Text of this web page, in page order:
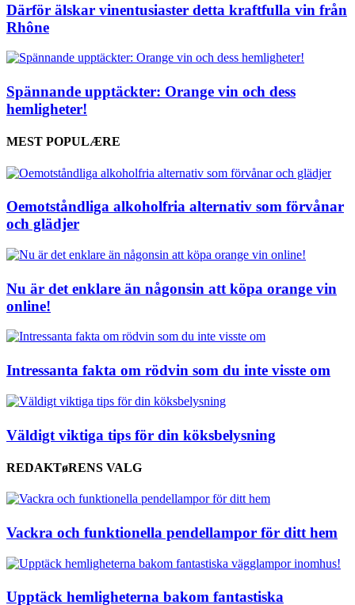
Därför älskar vinentusiaster detta kraftfulla vin från
Rhône
Spännande upptäckter: Orange vin och dess
hemligheter!
MEST POPULÆRE
Oemotståndliga alkoholfria alternativ som förvånar
och glädjer
Nu är det enklare än någonsin att köpa orange vin
online!
Intressanta fakta om rödvin som du inte visste om
Väldigt viktiga tips för din köksbelysning
REDAKTøRENS VALG
Vackra och funktionella pendellampor för ditt hem
Upptäck hemligheterna bakom fantastiska